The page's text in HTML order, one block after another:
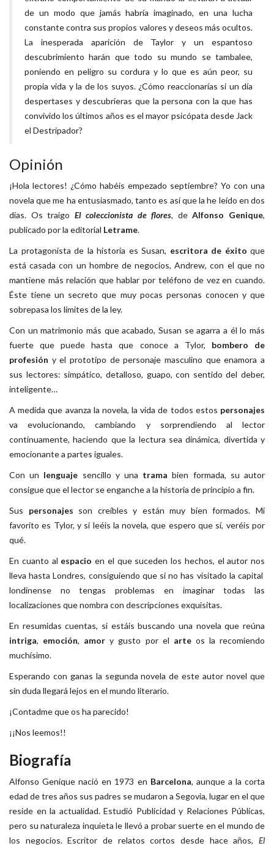
de un modo que jamás habría imaginado, en una lucha
constante contra sus propios valores y deseos más ocultos.
La inesperada aparición de Taylor y un espantoso
descubrimiento harán que todo su mundo se tambalee,
poniendo en peligro su cordura y lo que es aún peor, su
propia vida y la de los suyos. ¿Cómo reaccionarías si un día
despertases y descubrieras que la persona con la que has
convivido los últimos años es el mayor psicópata desde Jack
el Destripador?
Opinión
¡Hola lectores! ¿Cómo habéis empezado septiembre? Yo con una
novela que me ha entusiasmado, tanto es así que la he leído en dos
días. Os traigo El coleccionista de flores, deAlfonso Genique,
publicado por la editorial Letrame.
La protagonista de la historia es Susan, escritora de éxito que
está casada con un hombre de negocios, Andrew, con el que no
mantiene más relación que hablar por teléfono de vez en cuando.
Éste tiene un secreto que muy pocas personas conocen y que
sobrepasa los límites de la ley.
Con un matrimonio más que acabado, Susan se agarra a él lo más
fuerte que puede hasta que conoce a Tylor, bombero de
profesión y el prototipo de personaje masculino que enamora a
sus lectores: simpático, detalloso, guapo, con sentido del deber,
inteligente…
A medida que avanza la novela, la vida de todos estos personajes
va evolucionando, cambiando y sorprendiendo al lector
continuamente, haciendo que la lectura sea dinámica, divertida y
emocionante a partes iguales.
Con un lenguaje sencillo y una trama bien formada, su autor
consigue que el lector se enganche a la historia de principio a fin.
Sus personajes son creíbles y están muy bien formados. Mi
favorito es Tylor, y si leéis la novela, que espero que sí, veréis por
qué.
En cuanto al espacio en el que suceden los hechos, el autor nos
lleva hasta Londres, consiguiendo que si no has visitado la capital
londinense no tengas problemas en imaginar todas las
localizaciones que nombra con descripciones exquisitas.
En resumidas cuentas, si estáis buscando una novela que reúna
intriga, emoción, amor y gusto por el arteos la recomiendo
muchísimo.
Esperando con ganas la segunda novela de este autor novel que
sin duda llegará lejos en el mundo literario.
¡Contadme que os ha parecido!
¡¡Nos leemos!!
Biografía
Alfonso Genique nació en 1973 en Barcelona, aunque a la corta
edad de tres años sus padres se mudaron a Segovia, lugar en el que
reside en la actualidad. Estudió Publicidad y Relaciones Públicas,
pero su naturaleza inquieta le llevó a probar suerte en el mundo de
los negocios. Escritor de relatos cortos desde hace años, El